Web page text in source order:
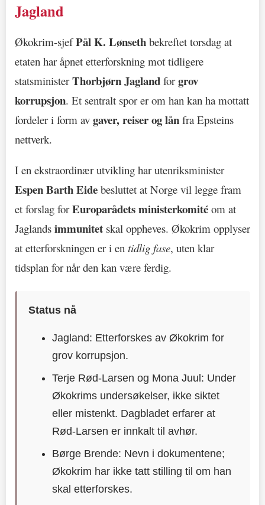
Jagland
Økokrim-sjefPål K. Lønseth bekreftet torsdag at
etaten har åpnet etterforskning mot tidligere
statsministerThorbjørn Jagland forgrov
korrupsjon. Et sentralt spor er om han kan ha mottatt
fordeler i form av gaver, reiser og lån fra Epsteins
nettverk.
I en ekstraordinær utvikling har utenriksminister
Espen Barth Eide besluttet at Norge vil legge fram
et forslag forEuroparådets ministerkomité om at
Jaglands immunitet skal oppheves. Økokrim opplyser
at etterforskningen er i en tidlig fase, uten klar
tidsplan for når den kan være ferdig.
Status nå
Jagland: Etterforskes av Økokrim for
grov korrupsjon.
Terje Rød-Larsen og Mona Juul: Under
Økokrims undersøkelser, ikke siktet
eller mistenkt. Dagbladet erfarer at
Rød-Larsen er innkalt til avhør.
Børge Brende: Nevn i dokumentene;
Økokrim har ikke tatt stilling til om han
skal etterforskes.